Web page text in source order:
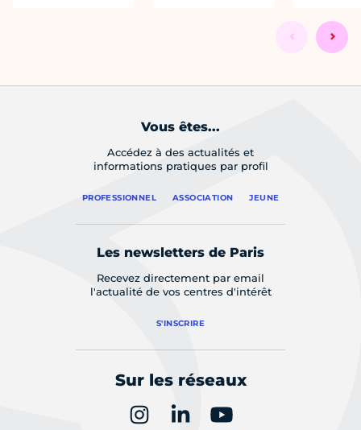
Vous êtes...
Accédez à des actualités et
informations pratiques par profil
PROFESSIONNEL ASSOCIATION JEUNE
Les newsletters de Paris
Recevez directement par email
l'actualité de vos centres d'intérêt
S'INSCRIRE
Sur les réseaux